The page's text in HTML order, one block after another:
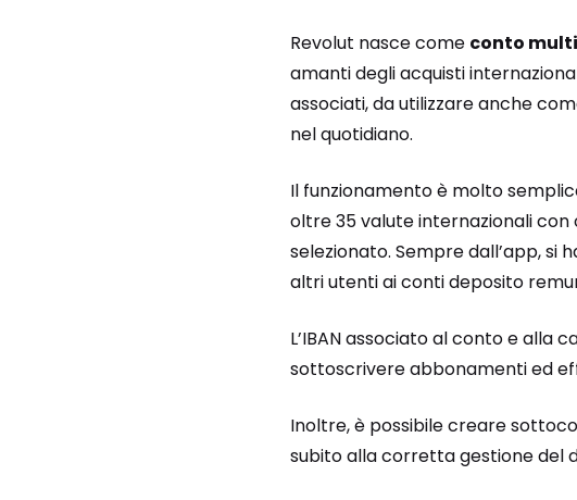
Revolut nasce come conto
amanti degli acquisti
associati, da utilizzare anche
nel quotidiano.
Il funzionamento è molto
oltre 35 valute internazionali
selezionato. Sempre dall’app, si
altri utenti ai conti deposito
L’IBAN associato al conto e alla
sottoscrivere abbonamenti ed
Inoltre, è possibile creare
subito alla corretta gestione del